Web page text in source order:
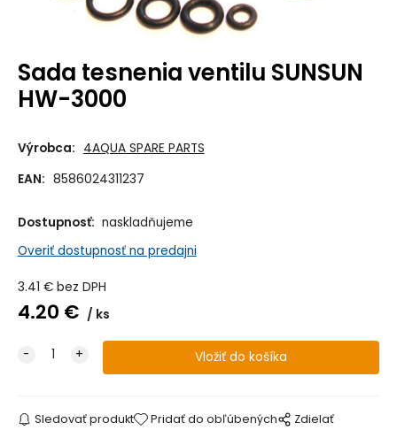
Sada tesnenia ventilu SUNSUN
HW-3000
Výrobca: 4AQUA SPARE PARTS
EAN: 8586024311237
Dostupnosť: naskladňujeme
Overiť dostupnosť na predajni
3.41 € bez DPH
4.20 € ks
Sledovať produkt Pridať do obľúbených Zdielať